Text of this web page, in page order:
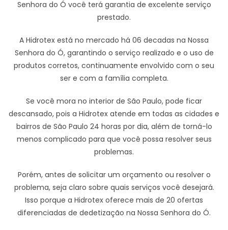
Senhora do Ó você terá garantia de excelente serviço
prestado.
A Hidrotex está no mercado há 06 decadas na Nossa
Senhora do Ó, garantindo o serviço realizado e o uso de
produtos corretos, continuamente envolvido com o seu
ser e com a família completa.
Se você mora no interior de São Paulo, pode ficar
descansado, pois a Hidrotex atende em todas as cidades e
bairros de São Paulo 24 horas por dia, além de torná-lo
menos complicado para que você possa resolver seus
problemas.
Porém, antes de solicitar um orçamento ou resolver o
problema, seja claro sobre quais serviços você desejará.
Isso porque a Hidrotex oferece mais de 20 ofertas
diferenciadas de dedetização na Nossa Senhora do Ó.